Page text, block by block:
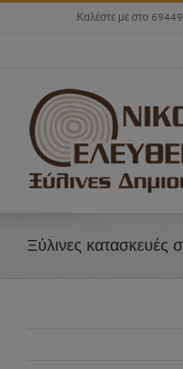
Skip
Καλέστε με στο
Ξύλινες κατασκευές